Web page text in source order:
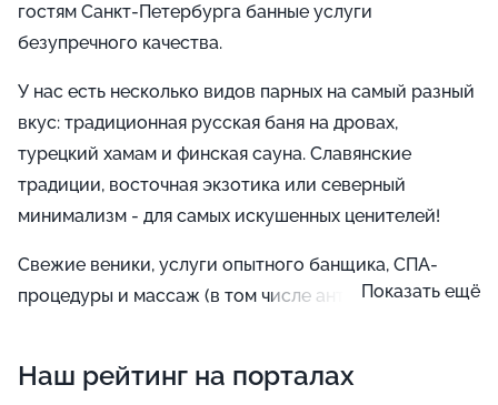
гостям Санкт-Петербурга банные услуги
безупречного качества.
У нас есть несколько видов парных на самый разный
вкус: традиционная русская баня на дровах,
турецкий хамам и финская сауна. Славянские
традиции, восточная экзотика или северный
минимализм - для самых искушенных ценителей!
Свежие веники, услуги опытного банщика, СПА-
процедуры и массаж (в том числе антицеллюлитный
много дней вперед.
Показать ещё
Наш рейтинг на порталах